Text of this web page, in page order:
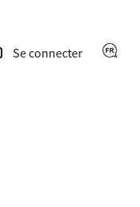
Se connecter